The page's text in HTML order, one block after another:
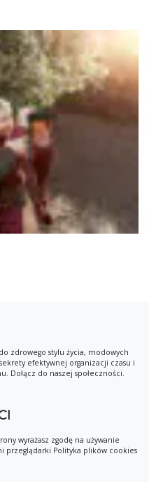
zdrowego stylu życia, modowych
efektywnej organizacji czasu i
Dołącz do naszej społeczności.
wyrażasz zgodę na używanie
przeglądarki Polityka plików cookies